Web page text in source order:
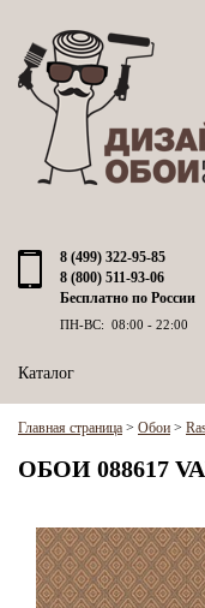
8 (499) 322-95-85
8 (800) 511-93-06
Бесплатно по России
ПН-ВС: 08:00 - 22:00
Каталог
Главная страница > Обои >
ОБОИ 088617